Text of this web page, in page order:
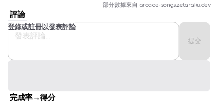
部分數據來自 arcade-songs.zetaraku.dev
評論
提交
登錄或註冊以發表評論
完成率→得分